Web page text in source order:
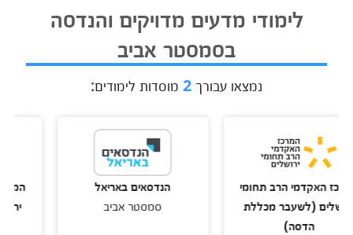
לימודי מדעים מדויקים והנדסה
בסמסטר אביב
נמצאו עבורך2 מוסדות לימודים:
הרב תחומי
(לשעבר מכללת
הנדסאים באריאל
סמסטר אביב
המרכז
ירושלים